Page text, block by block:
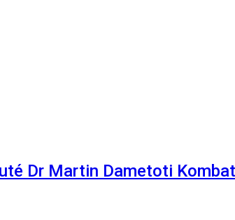
Dr Martin Dametoti